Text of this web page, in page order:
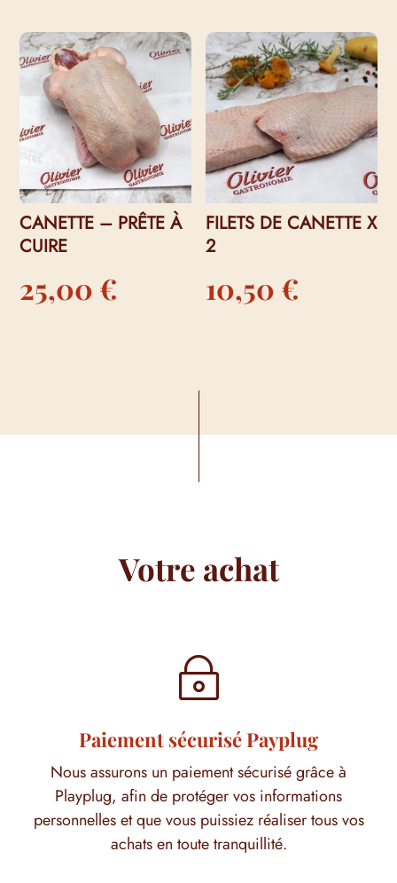
CANETTE – PRÊTE À
CUIRE
25,00 €
FILETS DE CANETTE X
2
10,50 €
Votre achat
~
Paiement sécurisé Payplug
Nous assurons un paiement sécurisé grâce à
Playplug, afin de protéger vos informations
personnelles et que vous puissiez réaliser tous vos
achats en toute tranquillité.